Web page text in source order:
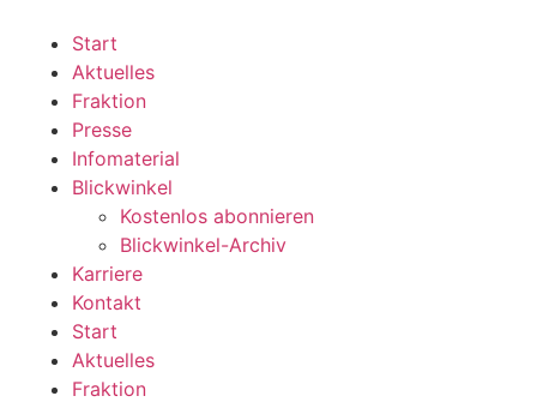
wechseln
Start
Aktuelles
Fraktion
Presse
Infomaterial
Blickwinkel
Kostenlos abonnieren
Blickwinkel-Archiv
Karriere
Kontakt
Start
Aktuelles
Fraktion